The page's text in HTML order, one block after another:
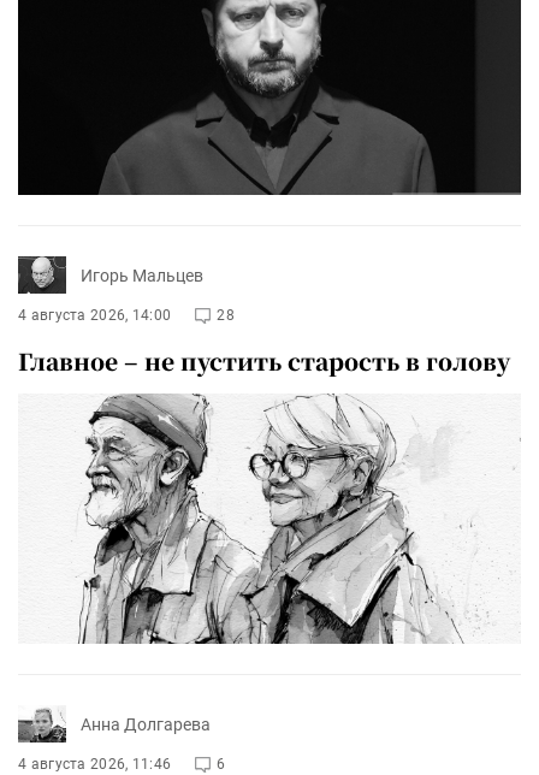
Игорь Мальцев
4 августа 2026, 14:00 28
Главное – не пустить старость в голову
Анна Долгарева
4 августа 2026, 11:46 6